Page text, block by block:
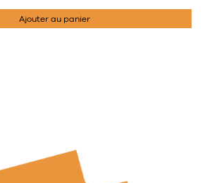
Ajouter au panier